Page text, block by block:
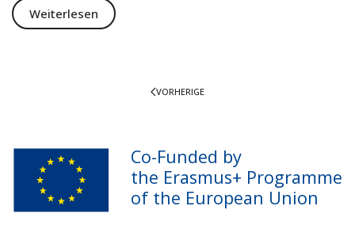
Weiterlesen
VORHERIGE
Co-Funded by
the Erasmus+ Programme
of the European Union